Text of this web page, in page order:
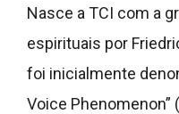
Nasce a TCI com a
espirituais por
foi inicialmente
Voice Phenomenon”